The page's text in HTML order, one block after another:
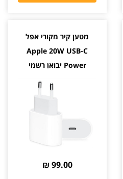
מטען קיר מקורי אפל
Apple 20W USB-C
Power יבואן רשמי
99.00 ₪